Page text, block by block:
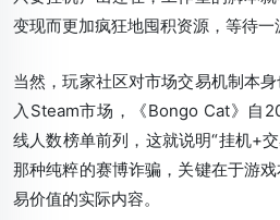
变现而更加疯狂地囤积资源，等待一
当然，玩家社区对市场交易机制本
入Steam市场，《Bongo Cat》自
线人数榜单前列，这就说明“挂机+
那种纯粹的赛博诈骗，关键在于游
易价值的实际内容。